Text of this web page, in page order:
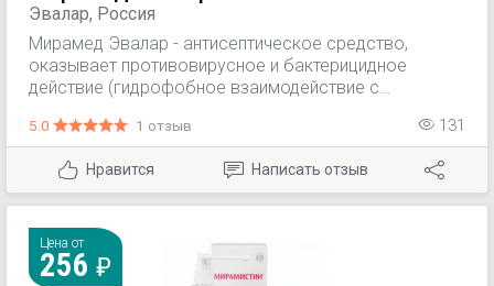
Эвалар, Россия
Мирамед Эвалар - антисептическое средство,
оказывает противовирусное и бактерицидное
действие (гидрофобное взаимодействие с
разрушению). Активен в отношении
грамположительных и грамотрицательных, аэробных
и анаэробных, спорообразующих и аспорогенных
бактерий в виде монокультур и микробных
полирезистентностью к антибиотикам.
5.0 1 отзыв 131
Нравится Написать отзыв
Цена от
256